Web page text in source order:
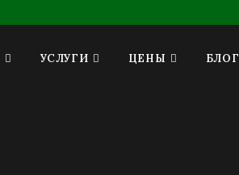
УСЛУГИ ЦЕНЫ БЛОГ